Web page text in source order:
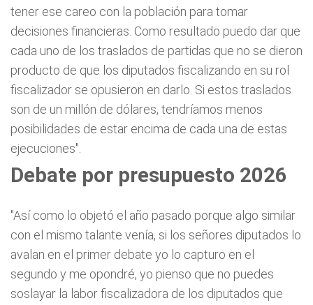
tener ese careo con la población para tomar
decisiones financieras. Como resultado puedo dar que
cada uno de los traslados de partidas que no se dieron
producto de que los diputados fiscalizando en su rol
fiscalizador se opusieron en darlo. Si estos traslados
son de un millón de dólares, tendríamos menos
posibilidades de estar encima de cada una de estas
ejecuciones".
Debate por presupuesto 2026
"Así como lo objetó el año pasado porque algo similar
con el mismo talante venía, si los señores diputados lo
avalan en el primer debate yo lo capturo en el
segundo y me opondré, yo pienso que no puedes
soslayar la labor fiscalizadora de los diputados que